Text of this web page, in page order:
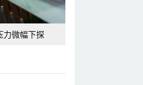
力微幅下探